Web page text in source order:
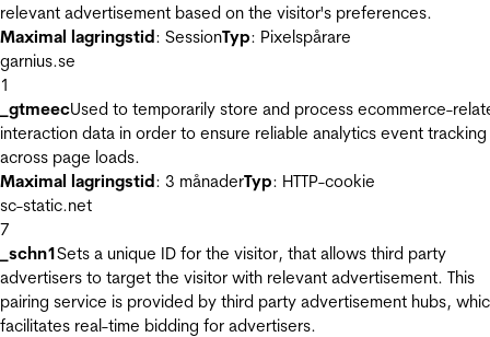
relevant advertisement based on the visitor's preferences.
Maximal lagringstid: SessionTyp: Pixelspårare
garnius.se
1
_gtmeecUsed to temporarily store and process ecommerce-
interaction data in order to ensure reliable analytics event tracking
across page loads.
Maximal lagringstid: 3 månaderTyp: HTTP-cookie
sc-static.net
7
_schn1Sets a unique ID for the visitor, that allows third party
advertisers to target the visitor with relevant advertisement. This
pairing service is provided by third party advertisement hubs,
facilitates real-time bidding for advertisers.